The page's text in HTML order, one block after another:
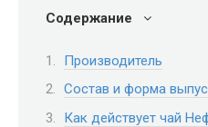
Содержание
Производитель
Состав и форма
Как действует чай